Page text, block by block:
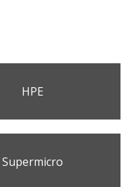
HPE
Supermicro